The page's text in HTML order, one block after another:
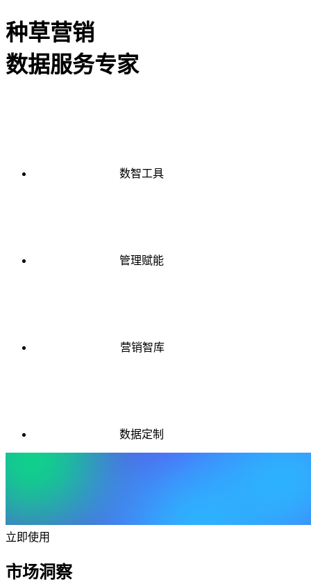
种草营销
数据服务专家
数智工具
管理赋能
营销智库
数据定制
立即使用
市场洞察